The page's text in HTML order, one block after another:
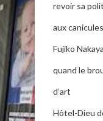
revoir sa
aux
Fujiko
quand le
d’art
Hôtel-Dieu